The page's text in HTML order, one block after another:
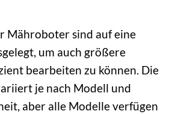
Mähroboter sind auf eine
um auch größere
bearbeiten zu können. Die
je nach Modell und
aber alle Modelle verfügen